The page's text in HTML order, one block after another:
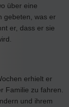
über eine
gebeten, was er
er, dass er sie
erhielt er
Familie zu fahren.
und ihrem